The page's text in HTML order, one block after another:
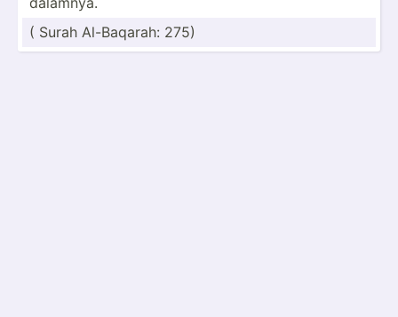
( Surah Al-Baq­arah: 275)